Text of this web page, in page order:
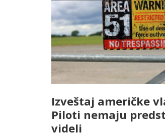
Izveštaj američke
Piloti nemaju
videli